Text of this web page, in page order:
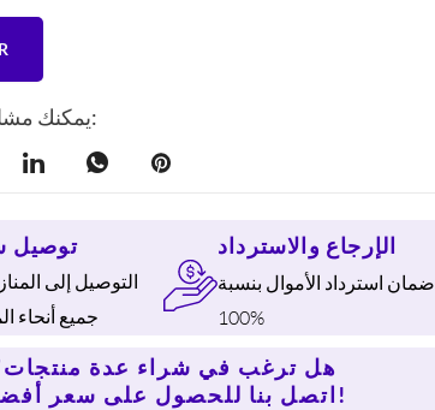
يمكنك مشاركة هذا المنتج:
توصيل
التوصيل إلى
جميع أنحاء
الإرجاع والاسترداد
ضمان استرداد الأموال بنسبة
100%
هل ترغب في شراء عدة
اتصل بنا للحصول على سعر أفضل!